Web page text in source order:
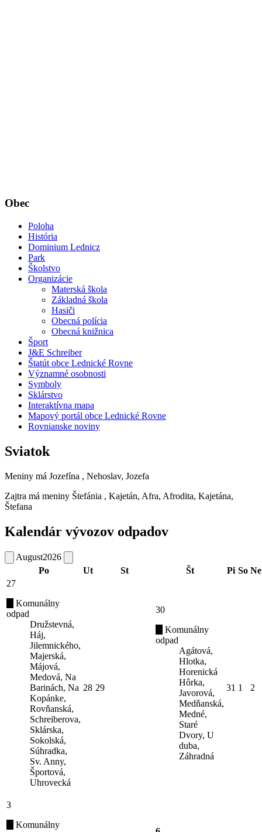
Obec
Poloha
História
Dominium Lednicz
Park
Školstvo
Organizácie
Materská škola
Základná škola
Hasiči
Obecná polícia
Obecná knižnica
Šport
J&E Schreiber
Štatút obce Lednické Rovne
Významné osobnosti
Symboly
Sklárstvo
Interaktívna mapa
Mapový portál obce Lednické Rovne
Rovnianske noviny
Sviatok
Meniny má Jozefína , Nehoslav, Jozefa
Zajtra má meniny Štefánia , Kajetán, Afra, Afrodita, Kajetána,
Štefana
Kalendár vývozov odpadov
August2026
Po
Ut St Št Pi So Ne
27
Komunálny
odpad
Družstevná,
Háj,
Jilemnického,
Majerská,
Májová,
Medová, Na
Barinách, Na
Kopánke,
Rovňanská,
Schreiberova,
Sklárska,
Sokolská,
Súhradka,
Sv. Anny,
Športová,
Uhrovecká
28 29
30
Komunálny
odpad
Agátová,
Hlotka,
Horenická
Hôrka,
Javorová,
Medňanská,
Medné,
Staré
Dvory, U
duba,
Záhradná
31 1 2
3
Komunálny